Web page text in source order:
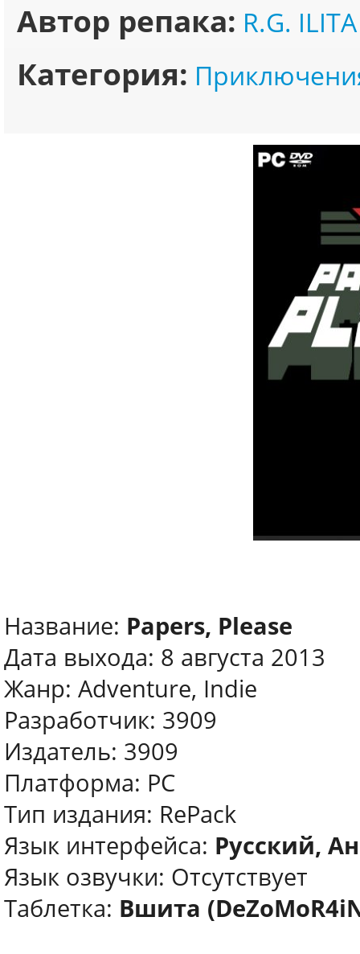
Автор репака: R.G. ILITA
Категория:
Название: Papers, Please
Дата выхода: 8 августа 2013
Жанр: Adventure, Indie
Разработчик: 3909
Издатель: 3909
Платформа: PC
Тип издания: RePack
Язык интерфейса: Русский,
Язык озвучки: Отсутствует
Таблетка: Вшита